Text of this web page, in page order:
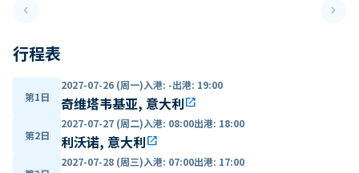
keyboard_arrow_leftPrevious slide keyboard_arrow_right
行程表
第1日
2027-07-26 (周一)入港: -出港: 19:00
奇维塔韦基亚, 意大利open_in_new
第2日
2027-07-27 (周二)入港: 08:00出港: 18:00
利沃诺, 意大利open_in_new
2027-07-28 (周三)入港: 07:00出港: 17:00